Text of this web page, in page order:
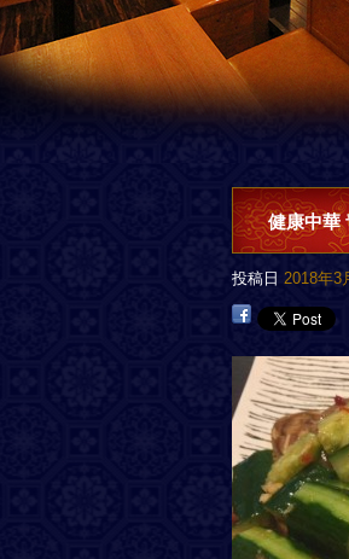
健康中華
投稿日 2018年3